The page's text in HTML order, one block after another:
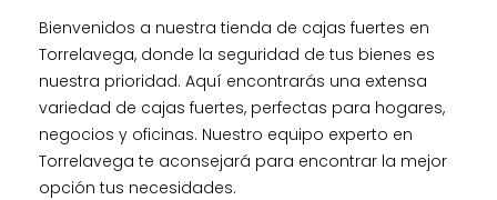
Bienvenidos a nuestra tienda de cajas fuertes en
Torrelavega, donde la seguridad de tus bienes es
nuestra prioridad. Aquí encontrarás una extensa
variedad de cajas fuertes, perfectas para hogares,
negocios y oficinas. Nuestro equipo experto en
Torrelavega te aconsejará para encontrar la mejor
opción tus necesidades.